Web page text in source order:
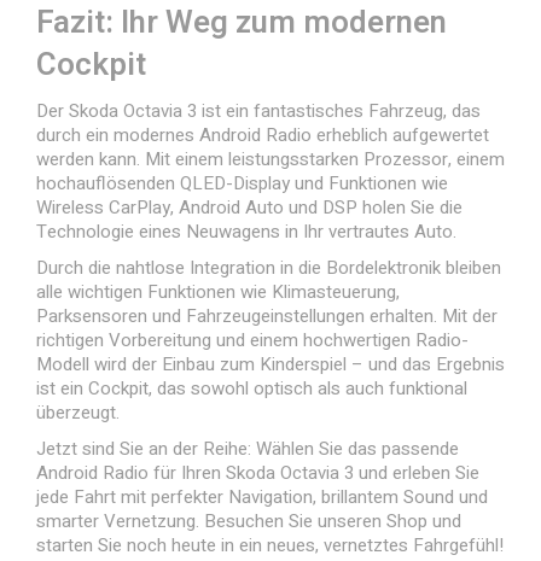
Fazit: Ihr Weg zum modernen
Cockpit
Der Skoda Octavia 3 ist ein fantastisches Fahrzeug, das
durch ein modernes Android Radio erheblich aufgewertet
werden kann. Mit einem leistungsstarken Prozessor, einem
hochauflösenden QLED-Display und Funktionen wie
Wireless CarPlay, Android Auto und DSP holen Sie die
Technologie eines Neuwagens in Ihr vertrautes Auto.
Durch die nahtlose Integration in die Bordelektronik bleiben
alle wichtigen Funktionen wie Klimasteuerung,
Parksensoren und Fahrzeugeinstellungen erhalten. Mit der
richtigen Vorbereitung und einem hochwertigen Radio-
Modell wird der Einbau zum Kinderspiel – und das Ergebnis
ist ein Cockpit, das sowohl optisch als auch funktional
überzeugt.
Jetzt sind Sie an der Reihe: Wählen Sie das passende
Android Radio für Ihren Skoda Octavia 3 und erleben Sie
jede Fahrt mit perfekter Navigation, brillantem Sound und
smarter Vernetzung. Besuchen Sie unseren Shop und
starten Sie noch heute in ein neues, vernetztes Fahrgefühl!